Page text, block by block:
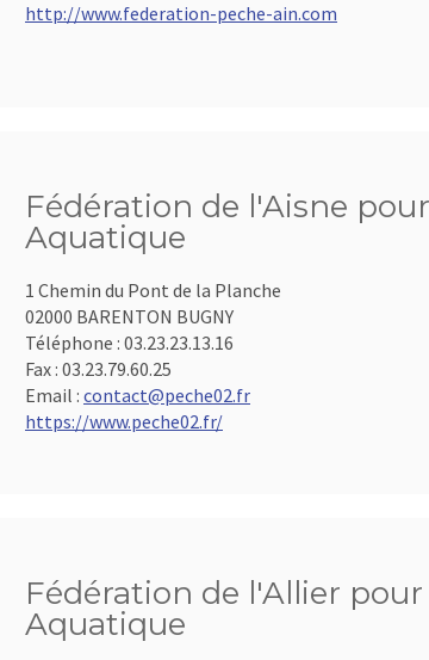
http://www.federation-peche-ain.com
Fédération de l'Aisne
Aquatique
1 Chemin du Pont de la Planche
02000 BARENTON BUGNY
Téléphone : 03.23.23.13.16
Fax : 03.23.79.60.25
Email : contact@peche02.fr
https://www.peche02.fr/
Fédération de l'Allier
Aquatique